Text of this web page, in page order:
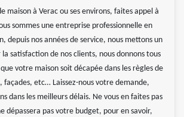
maison à Verac ou ses environs, faites appel à
sommes une entreprise professionnelle en
depuis nos années de service, nous mettons un
la satisfaction de nos clients, nous donnons tous
votre maison soit décapée dans les règles de
façades, etc… Laissez-nous votre demande,
dans les meilleurs délais. Ne vous en faites pas
dépassera pas votre budget, pour en savoir,